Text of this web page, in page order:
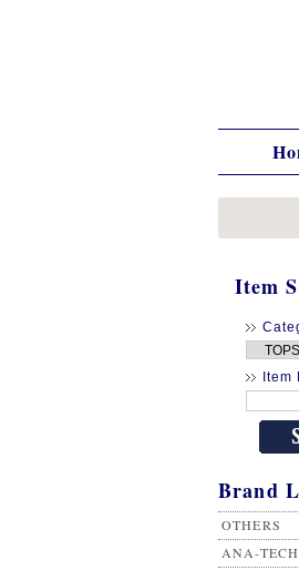
Item
Item
Brand
OTHERS
ANA-TECH